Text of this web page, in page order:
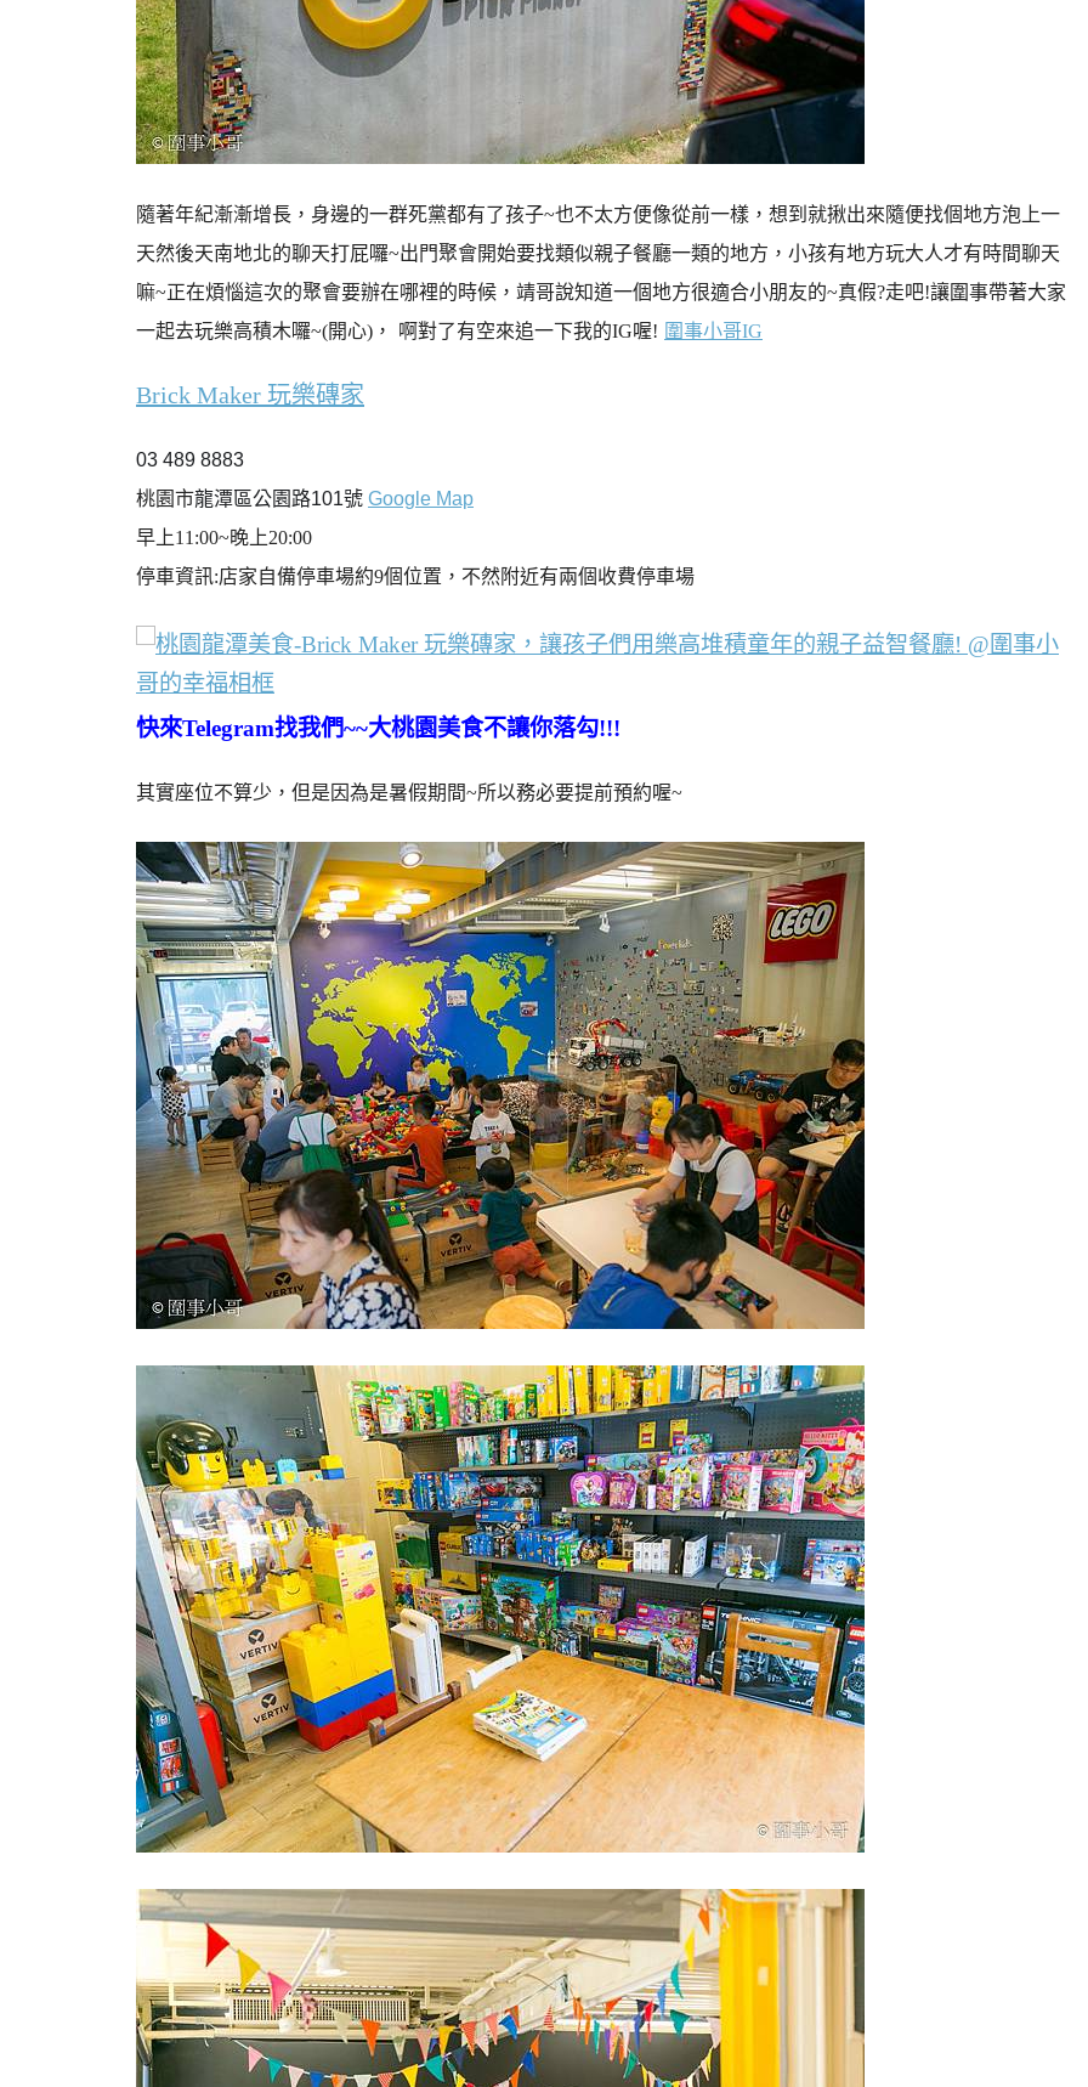
隨著年紀漸漸增長，身邊的一群死黨都有了孩子~也不太方便像從前一樣，想到就揪出來隨便找個地方泡上一
天然後天南地北的聊天打屁囉~出門聚會開始要找類似親子餐廳一類的地方，小孩有地方玩大人才有時間聊天
嘛~正在煩惱這次的聚會要辦在哪裡的時候，靖哥說知道一個地方很適合小朋友的~真假?走吧!讓圍事帶著大家
一起去玩樂高積木囉~(開心)，
啊對了有空來追一下我的IG喔! 圍事小哥IG
Brick Maker 玩樂磚家
03 489 8883
桃園市龍潭區公園路101號 Google Map
早上11:00~晚上20:00
停車資訊:店家自備停車場約9個位置，不然附近有兩個收費停車場
快來Telegram找我們~~大桃園美食不讓你落勾!!!
其實座位不算少，但是因為是暑假期間~所以務必要提前預約喔~